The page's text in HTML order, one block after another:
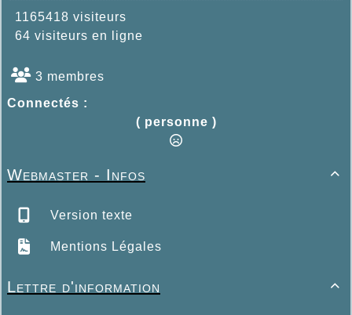
1165418 visiteurs
64 visiteurs en ligne
3 membres
Connectés :
( personne )

Webmaster - Infos
Version texte
Mentions Légales

Lettre d'information